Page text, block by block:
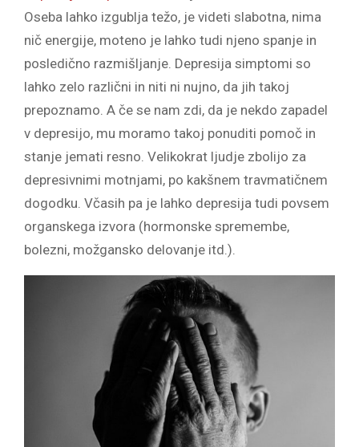
Oseba lahko izgublja težo, je videti slabotna, nima
nič energije, moteno je lahko tudi njeno spanje in
posledično razmišljanje. Depresija simptomi so
lahko zelo različni in niti ni nujno, da jih takoj
prepoznamo. A če se nam zdi, da je nekdo zapadel
v depresijo, mu moramo takoj ponuditi pomoč in
stanje jemati resno. Velikokrat ljudje zbolijo za
depresivnimi motnjami, po kakšnem travmatičnem
dogodku. Včasih pa je lahko depresija tudi povsem
organskega izvora (hormonske spremembe,
bolezni, možgansko delovanje itd.).